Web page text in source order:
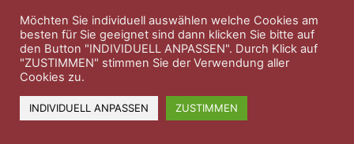
Möchten Sie individuell auswählen welche Cookies am
besten für Sie geeignet sind dann klicken Sie bitte auf
den Button "INDIVIDUELL ANPASSEN". Durch Klick auf
"ZUSTIMMEN" stimmen Sie der Verwendung aller
Cookies zu.
INDIVIDUELL ANPASSEN ZUSTIMMEN